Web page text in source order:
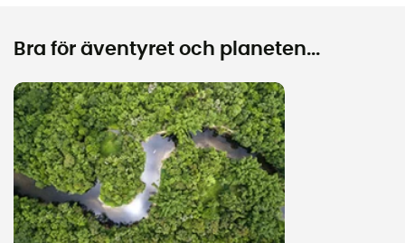
Bra för äventyret och planeten...